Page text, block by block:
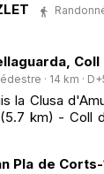
· 14 km ·
la Clusa
km) - Coll
Pla de